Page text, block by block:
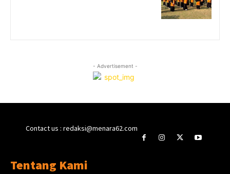
- Advertisement -
Contact us : redaksi@menara62.com
Tentang Kami